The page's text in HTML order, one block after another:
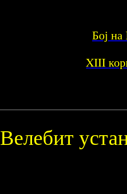
Бој
XIII
Велебит